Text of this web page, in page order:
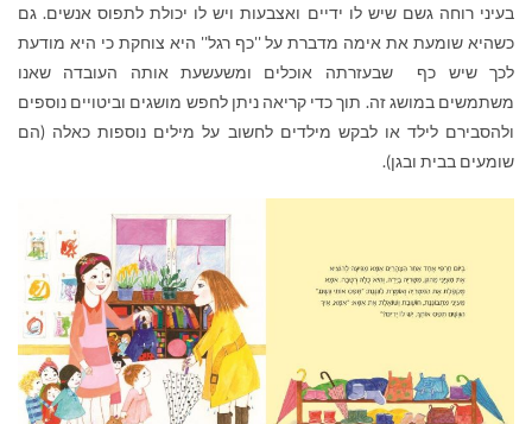
בעיני רוחה גשם שיש לו ידיים ואצבעות ויש לו יכולת לתפוס אנשים. גם
כשהיא שומעת את אימה מדברת על ''כף רגל'' היא צוחקת כי היא מודעת
לכך שיש כף שבעזרתה אוכלים ומשעשעת אותה העובדה שאנו
משתמשים במושג זה. תוך כדי קריאה ניתן לחפש מושגים וביטויים נוספים
ולהסבירם לילד או לבקש מילדים לחשוב על מילים נוספות כאלה (הם
שומעים בבית ובגן).